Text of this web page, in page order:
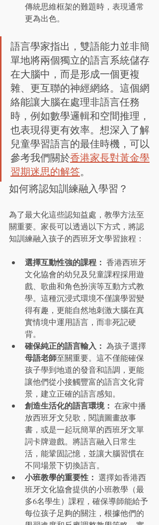
傳統思維框架的難題時，表現通常
更為出色。
語言學家指出，雙語能力並非簡
單地將兩個獨立的語言系統儲存
在大腦中，而是形成一個更複
雜、更互聯的神經網絡。這個網
絡能讓大腦在處理非語言任務
時，例如數學邏輯和空間推理，
也表現得更有效率。想深入了解
兒童學習語言的最佳時機，可以
參考我們關於香港家長對黃金學
習期迷思的解答。
如何將認知訓練融入學習？
為了最大化這些認知益處，教學方法至
關重要。家長可以透過以下方式，將認
知訓練融入孩子的西班牙文學習旅程：
選擇互動性強的課程： 香港西班牙
文化協會的幼兒及兒童課程採用遊
戲、歌曲和角色扮演等互動方式教
學。這種沉浸式環境不僅讓學習變
得有趣，更能自然地刺激大腦在真
實情境中運用語言，而非死記硬
背。
確保純正的語言輸入： 為孩子選擇
母語老師至關重要。這不僅能確保
孩子學到地道的發音和語調，更能
讓他們從小接觸豐富的語言文化背
景，建立正確的語言感知。
創造生活化的語言環境： 在家中播
放西班牙文兒歌，閱讀圖畫故事
書，或是一起玩簡單的西班牙文單
詞卡牌遊戲。將語言融入日常生
活，能鞏固記憶，並讓大腦習慣在
不同場景下切換語言。
小班教學的重要性： 選擇如香港西
班牙文化協會提供的小班教學（最
多6名學生）課程，確保導師能給予
每位孩子足夠的關注，根據他們的